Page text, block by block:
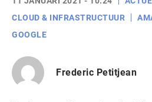
CLOUD & INFRASTRUCTUUR
GOOGLE
Frederic Petitjean